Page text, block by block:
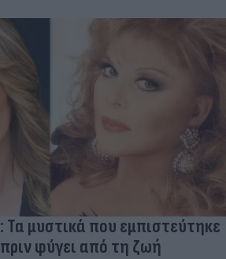
Τα μυστικά που εμπιστεύτηκε
φύγει από τη ζωή